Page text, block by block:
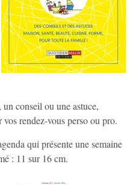
conseil ou une astuce,
rendez-vous perso ou pro.
qui présente une semaine
: 11 sur 16 cm.